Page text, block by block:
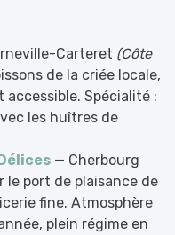
Carteret (Côte
de la criée locale,
Spécialité :
les huîtres de
— Cherbourg
le port de plaisance de
fine. Atmosphère
plein régime en